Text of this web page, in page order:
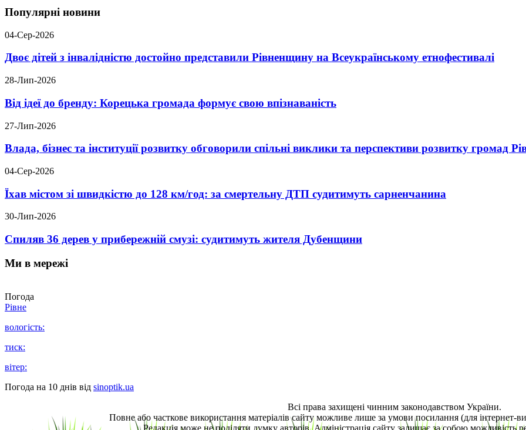
Популярні новини
04-Сер-2026
Двоє дітей з інвалідністю достойно представили Рівненщину на Всеукраїнському етнофестивалі
28-Лип-2026
Від ідеї до бренду: Корецька громада формує свою впізнаваність
27-Лип-2026
Влада, бізнес та інституції розвитку обговорили спільні виклики та перспективи розвитку громад
04-Сер-2026
Їхав містом зі швидкістю до 128 км/год: за смертельну ДТП судитимуть сарненчанина
30-Лип-2026
Спиляв 36 дерев у прибережній смузі: судитимуть жителя Дубенщини
Ми в мережі
Погода
Рівне
вологість:
тиск:
вітер:
Погода на 10 днів від sinoptik.ua
Всі права захищені чинним законодавством України.
Повне або часткове використання матеріалів сайту можливе лише за умови посилання (для інтернет-
Редакція може не поділяти думку авторів. Адміністрація сайту залишає за собою можливість